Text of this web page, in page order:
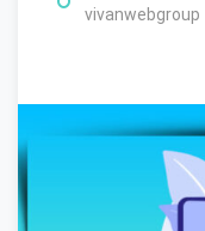
vivanwebgroup